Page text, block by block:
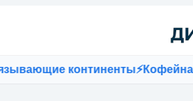
континенты⚡Кофейная